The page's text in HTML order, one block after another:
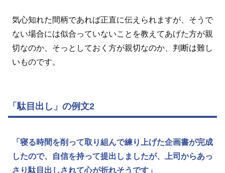
気心知れた間柄であれば正直に伝えられますが、そうで
ない場合には似合っていないことを教えてあげた方が親
切なのか、そっとしておく方が親切なのか、判断は難し
いものです。
「駄目出し」の例文2
「寝る時間を削って取り組んで練り上げた企画書が完成
したので、自信を持って提出しましたが、上司からあっ
さり駄目出しされて心が折れそうです」